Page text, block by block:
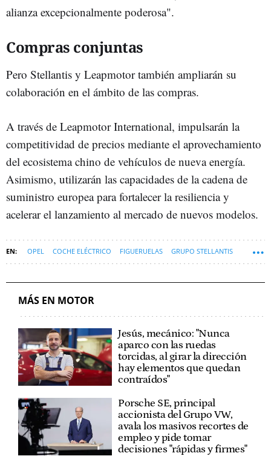
alianza excepcionalmente poderosa".
Compras conjuntas
Pero Stellantis y Leapmotor también ampliarán su
colaboración en el ámbito de las compras.
A través de Leapmotor International, impulsarán la
competitividad de precios mediante el aprovechamiento
del ecosistema chino de vehículos de nueva energía.
Asimismo, utilizarán las capacidades de la cadena de
suministro europea para fortalecer la resiliencia y
acelerar el lanzamiento al mercado de nuevos modelos.
OPEL COCHE ELÉCTRICO FIGUERUELAS GRUPO STELLANTIS
MÁS EN MOTOR
Jesús, mecánico: "Nunca
aparco con las ruedas
torcidas, al girar la dirección
hay elementos que quedan
contraídos"
Porsche SE, principal
accionista del Grupo VW,
avala los masivos recortes de
empleo y pide tomar
decisiones "rápidas y firmes"